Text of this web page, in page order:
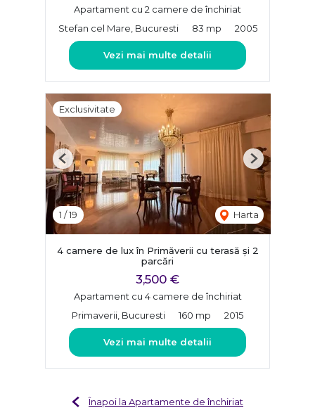
Apartament cu 2 camere de închiriat
Stefan cel Mare, Bucuresti
83 mp 2005
Vezi mai multe detalii
Exclusivitate
1 /19 Harta
Previous Next
4 camere de lux în Primăverii cu terasă și 2
parcări
3,500 €
Apartament cu 4 camere de închiriat
Primaverii, Bucuresti
160 mp 2015
Vezi mai multe detalii
Înapoi la Apartamente de închiriat